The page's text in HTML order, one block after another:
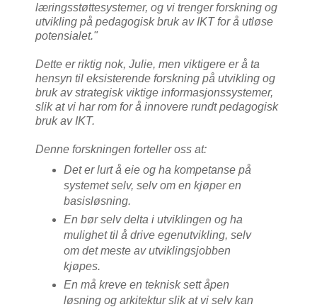
læringsstøttesystemer, og vi trenger forskning og
utvikling på pedagogisk bruk av IKT for å utløse
potensialet."
Dette er riktig nok, Julie, men viktigere er å ta
hensyn til eksisterende forskning på utvikling og
bruk av strategisk viktige informasjonssystemer,
slik at vi har rom for å innovere rundt pedagogisk
bruk av IKT.
Denne forskningen forteller oss at:
Det er lurt å eie og ha kompetanse på
systemet selv, selv om en kjøper en
basisløsning.
En bør selv delta i utviklingen og ha
mulighet til å drive egenutvikling, selv
om det meste av utviklingsjobben
kjøpes.
En må kreve en teknisk sett åpen
løsning og arkitektur slik at vi selv kan